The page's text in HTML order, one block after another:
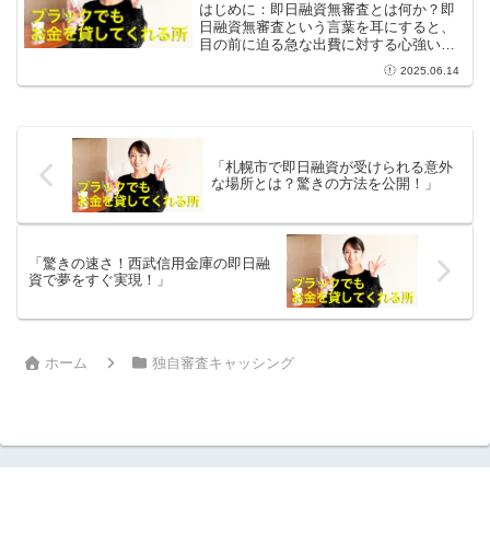
はじめに：即日融資無審査とは何か？即
日融資無審査という言葉を耳にすると、
目の前に迫る急な出費に対する心強い味
方のように感じる方も多いでしょう。こ
のサービスは、申し込みからわずか数時
2025.06.14
「札幌市で即日融資が受けられる意外
な場所とは？驚きの方法を公開！」
「驚きの速さ！西武信用金庫の即日融
資で夢をすぐ実現！」
ホーム 独自審査キャッシング